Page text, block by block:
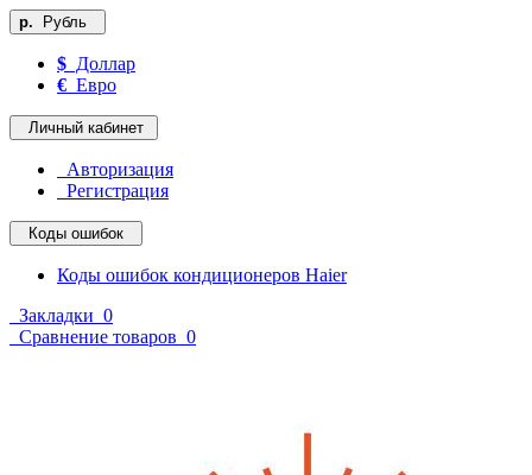
р. Рубль
$ Доллар
€ Евро
Личный кабинет
Авторизация
Регистрация
Коды ошибок
Коды ошибок кондиционеров Haier
Закладки 0
Сравнение товаров 0